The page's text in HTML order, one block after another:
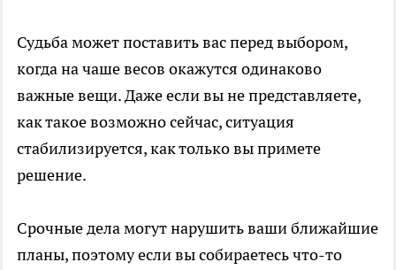
Судьба может поставить вас перед выбором,
когда на чаше весов окажутся одинаково
важные вещи. Даже если вы не представляете,
как такое возможно сейчас, ситуация
стабилизируется, как только вы примете
решение.
Срочные дела могут нарушить ваши ближайшие
планы, поэтому если вы собираетесь что-то